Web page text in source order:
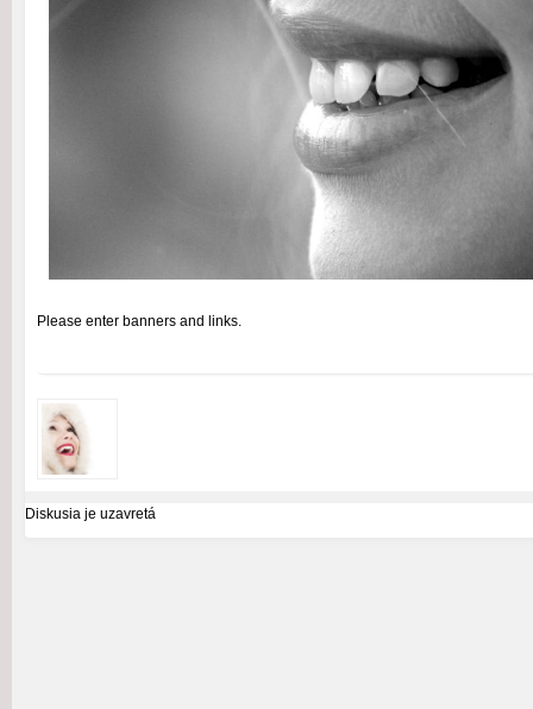
Please enter banners and links.
Diskusia je uzavretá